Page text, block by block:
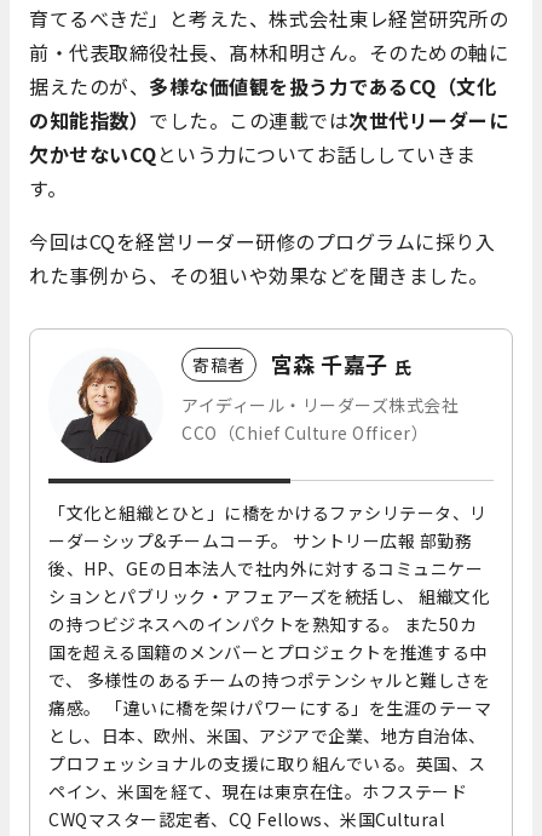
育てるべきだ」と考えた、株式会社東レ経営研究所の
前・代表取締役社長、髙林和明さん。そのための軸に
据えたのが、 多様な価値観を扱う力であるCQ（文化
の知能指数） でした。この連載では次世代リーダーに
欠かせないCQという力についてお話ししていきま
す。
今回はCQを経営リーダー研修のプログラムに採り入
れた事例から、その狙いや効果などを聞きました。
寄稿者 宮森 千嘉子 氏
アイディール・リーダーズ株式会社
CCO（Chief Culture Officer）
「文化と組織とひと」に橋をかけるファシリテータ、リ
ーダーシップ&チームコーチ。 サントリー広報 部勤務
後、HP、GEの日本法人で社内外に対するコミュニケー
ションとパブリック・アフェアーズを統括し、 組織文化
の持つビジネスへのインパクトを熟知する。 また50カ
国を超える国籍のメンバーとプロジェクトを推進する中
で、 多様性のあるチームの持つポテンシャルと難しさを
痛感。 「違いに橋を架けパワーにする」を生涯のテーマ
とし、日本、欧州、米国、アジアで企業、地方自治体、
プロフェッショナルの支援に取り組んでいる。英国、ス
ペイン、米国を経て、現在は東京在住。ホフステード
CWQマスター認定者、CQ Fellows、米国Cultural